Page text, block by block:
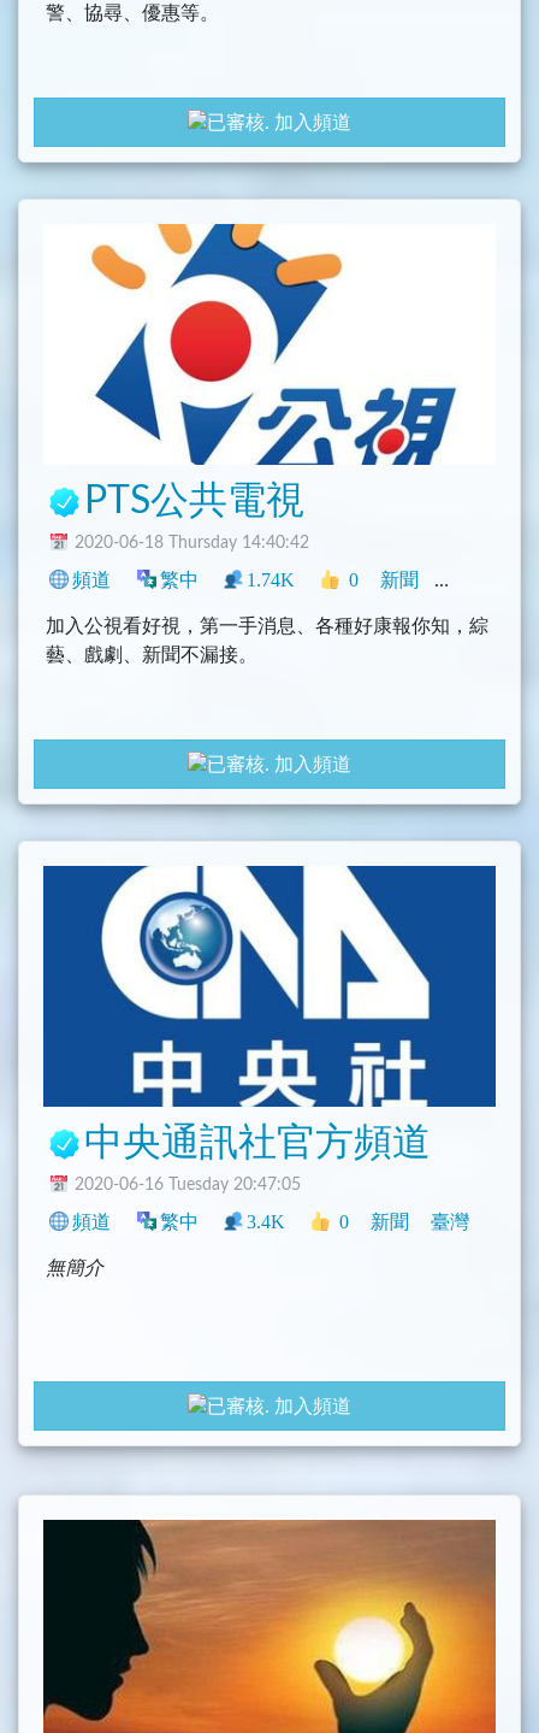
警、協尋、優惠等。
加入頻道
PTS公共電視
2020-06-18 Thursday 14:40:42
頻道 繁中 1.74K 0 新聞 臺灣
加入公視看好視，第一手消息、各種好康報你知，綜
藝、戲劇、新聞不漏接。
加入頻道
中央通訊社官方頻道
2020-06-16 Tuesday 20:47:05
頻道 繁中 3.4K 0 新聞 臺灣
無簡介
加入頻道